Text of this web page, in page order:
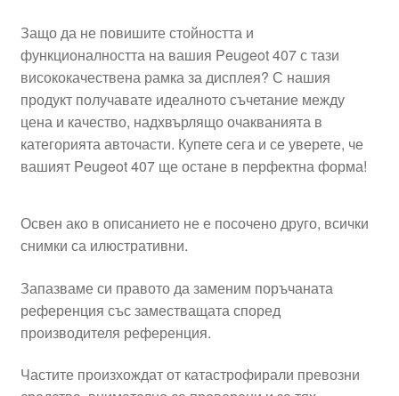
Защо да не повишите стойността и
функционалността на вашия Peugeot 407 с тази
висококачествена рамка за дисплея? С нашия
продукт получавате идеалното съчетание между
цена и качество, надхвърлящо очакванията в
категорията авточасти. Купете сега и се уверете, че
вашият Peugeot 407 ще остане в перфектна форма!
Освен ако в описанието не е посочено друго, всички
снимки са илюстративни.
Запазваме си правото да заменим поръчаната
референция със заместващата според
производителя референция.
Частите произхождат от катастрофирали превозни